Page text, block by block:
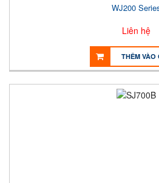
WJ200
Liên hệ
THÊM VÀO